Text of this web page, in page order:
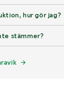
hur gör jag?
stämmer?